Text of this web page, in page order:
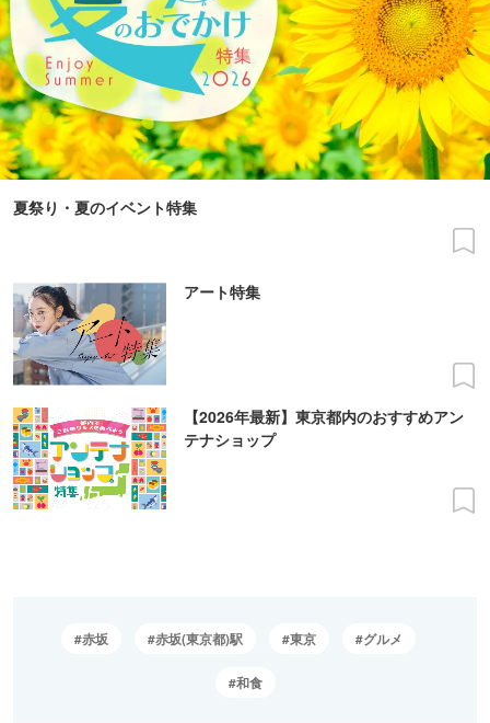
夏祭り・夏のイベント特集
アート特集
【2026年最新】東京都内のおすすめアン
テナショップ
赤坂 赤坂(東京都)駅 東京 グルメ
和食